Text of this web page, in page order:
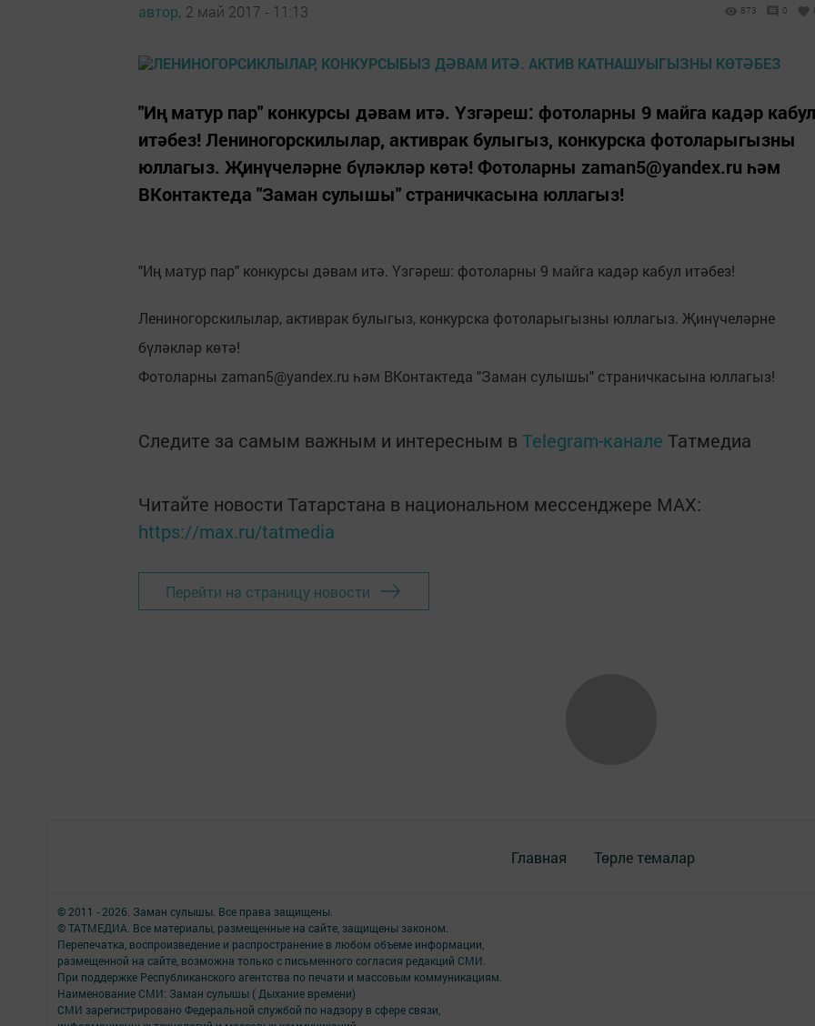
автор, 2 май 2017 - 11:13 873 0
"Иң матур пар" конкурсы дәвам итә. Үзгәреш: фотоларны 9 майга кадәр кабул
итәбез! Лениногорскилылар, активрак булыгыз, конкурска фотоларыгызны
юллагыз. Җинүчеләрне бүләкләр көтә! Фотоларны zaman5@yandex.ru һәм
ВКонтактеда "Заман сулышы" страничкасына юллагыз!
"Иң матур пар" конкурсы дәвам итә. Үзгәреш: фотоларны 9 майга кадәр кабул итәбез!
Лениногорскилылар, активрак булыгыз, конкурска фотоларыгызны юллагыз. Җинүчеләрне
бүләкләр көтә!
Фотоларны zaman5@yandex.ru һәм ВКонтактеда "Заман сулышы" страничкасына юллагыз!
Следите за самым важным и интересным в Telegram-канале Татмедиа
Читайте новости Татарстана в национальном мессенджере MАХ:
https://max.ru/tatmedia
Перейти на страницу новости
Главная Төрле темалар
© 2011 - 2026. Заман сулышы. Все права защищены.
© ТАТМЕДИА. Все материалы, размещенные на сайте, защищены законом.
Перепечатка, воспроизведение и распространение в любом объеме информации,
размещенной на сайте, возможна только с письменного согласия редакций СМИ.
При поддержке Республиканского агентства по печати и массовым коммуникациям.
Наименование СМИ: Заман сулышы ( Дыхание времени)
СМИ зарегистрировано Федеральной службой по надзору в сфере связи,